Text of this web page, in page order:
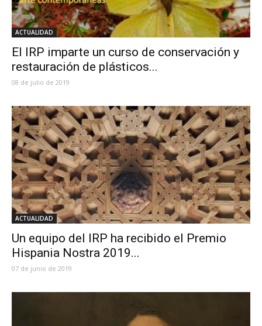
ACTUALIDAD
El IRP imparte un curso de conservación y
restauración de plásticos...
08 de julio de 2019
ACTUALIDAD
Un equipo del IRP ha recibido el Premio
Hispania Nostra 2019...
07 de junio de 2019